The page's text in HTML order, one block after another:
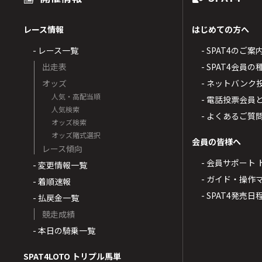
レース情報
- レース一覧
出走表
オッズ
人気・高配当順
人気検索
オッズ検索
オッズ賭式選択
レース傾向
- 変更情報一覧
- 着順速報
- 払戻金一覧
競走成績
- 本日の騎乗一覧
SPAT4LOTO トリプル馬単
はじめての方へ
- SPAT4のご案
- SPAT4会員の
- ネットバンク
- 電話投票会員
- よくあるご質
会員の皆様へ
- 会員サポート
- ガイド・操作
- SPAT4発売日